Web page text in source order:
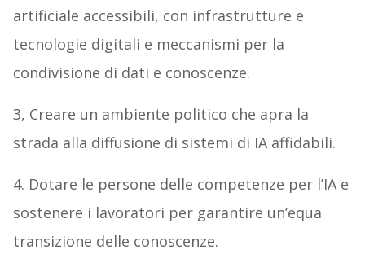
artificiale accessibili, con infrastrutture e
tecnologie digitali e meccanismi per la
condivisione di dati e conoscenze.
3, Creare un ambiente politico che apra la
strada alla diffusione di sistemi di IA affidabili.
4. Dotare le persone delle competenze per l’IA e
sostenere i lavoratori per garantire un’equa
transizione delle conoscenze.